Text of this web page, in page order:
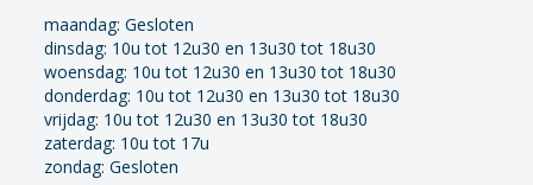
maandag:Gesloten
dinsdag: 10u tot 12u30 en 13u30 tot 18u30
woensdag: 10u tot 12u30 en 13u30 tot 18u30
donderdag: 10u tot 12u30 en 13u30 tot 18u30
vrijdag: 10u tot 12u30 en 13u30 tot 18u30
zaterdag: 10u tot 17u
zondag: Gesloten